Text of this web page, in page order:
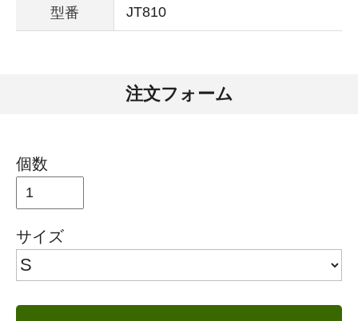
型番 JT810
注文フォーム
個数
サイズ